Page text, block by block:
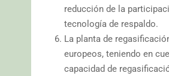
reducción de la
tecnología de respaldo.
La planta de
europeos, teniendo en
capacidad de